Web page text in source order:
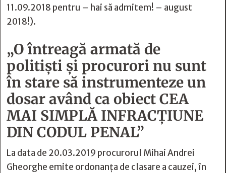
11.09.2018 pentru – hai să admitem! – august
2018!).
„O întreagă armată de
politişti și procurori nu sunt
în stare să instrumenteze un
dosar având ca obiect CEA
MAI SIMPLĂ INFRACȚIUNE
DIN CODUL PENAL”
La data de 20.03.2019 procurorul Mihai Andrei
Gheorghe emite ordonanţa de clasare a cauzei, în